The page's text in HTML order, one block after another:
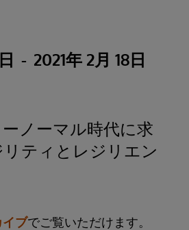
- 2021年 2月 18日
ノーマル時代に求
ティとレジリエン
イブでご覧いただけます。